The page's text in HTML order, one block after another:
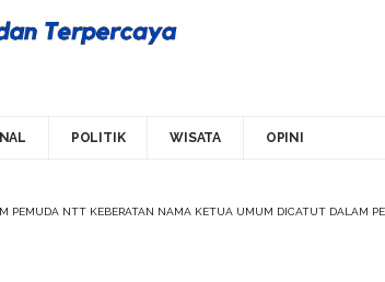
POLITIK WISATA OPINI
PEMUDA NTT KEBERATAN NAMA KETUA UMUM DICATUT DALAM